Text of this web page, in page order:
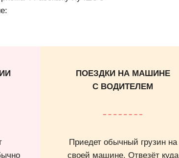
ПОЕЗДКИ НА МАШИНЕ
С ВОДИТЕЛЕМ
Приедет обычный грузин на
своей машине. Отвезёт куда